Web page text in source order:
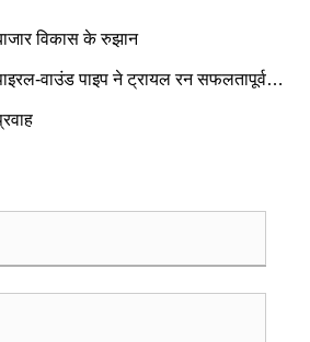
विकास के रुझान
वाउंड पाइप ने ट्रायल रन सफलतापूर्वक